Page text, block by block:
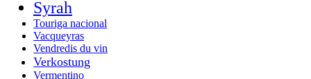
Syrah
Touriga nacional
Vacqueyras
Vendredis du vin
Verkostung
Vermentino